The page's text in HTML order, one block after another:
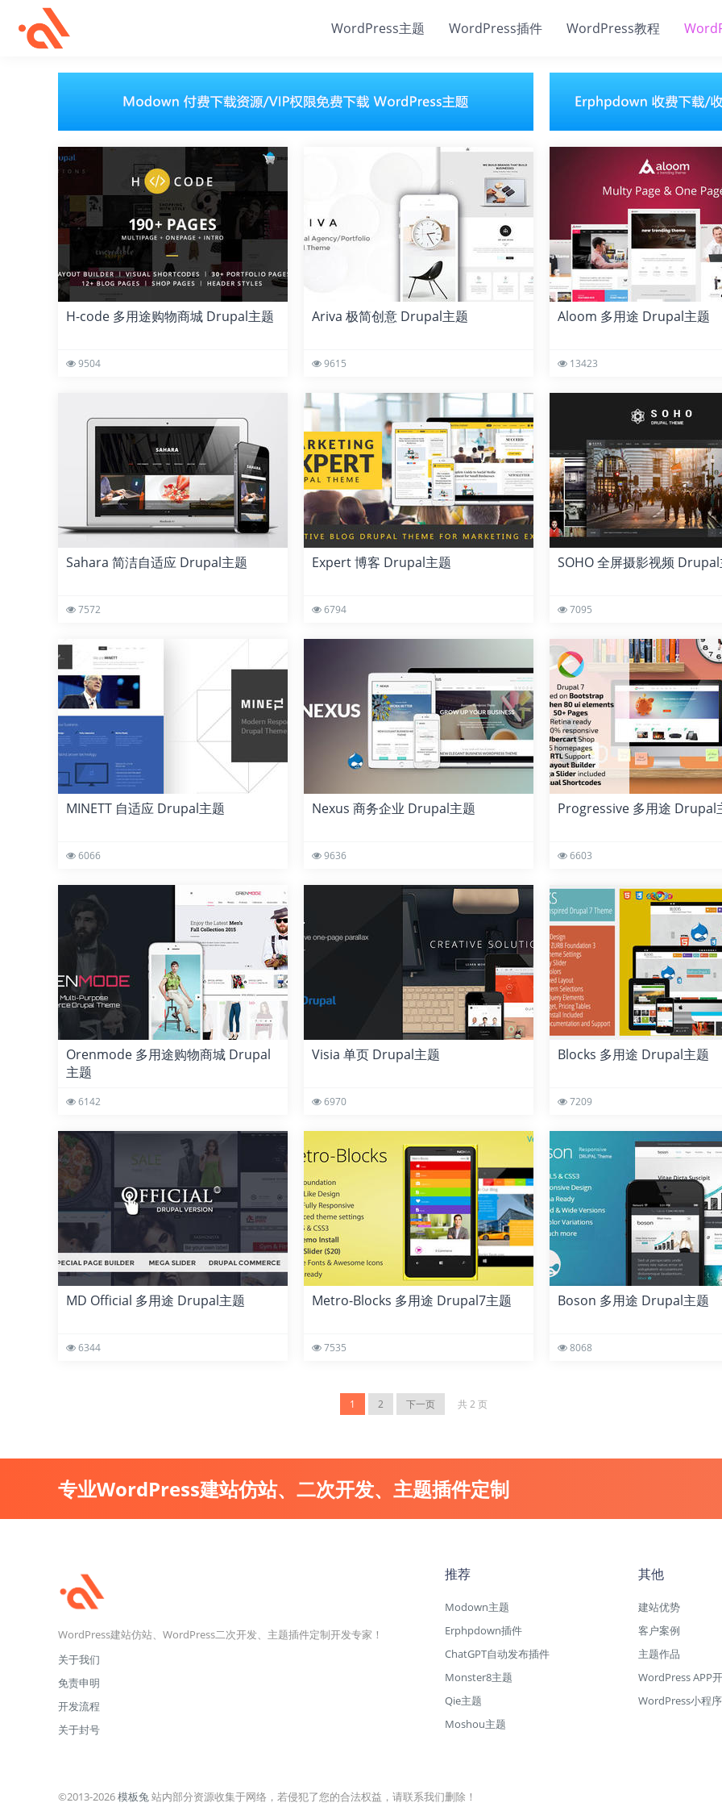
WordPress主题 WordPress插件 WordPress教程
H-code 多用途购物商城 Drupal主题
9504
Ariva 极简创意 Drupal主题
9615
Aloom 多用途 Drupal主题
13423
Sahara 简洁自适应 Drupal主题
7572
Expert 博客 Drupal主题
6794
SOHO 全屏摄影视频
7095
MINETT 自适应 Drupal主题
6066
Nexus 商务企业 Drupal主题
9636
Progressive 多用途 Drupal
6603
Orenmode 多用途购物商城 Drupal
主题
6142
Visia 单页 Drupal主题
6970
Blocks 多用途 Drupal主题
7209
MD Official 多用途 Drupal主题
6344
Metro-Blocks 多用途 Drupal7主题
7535
Boson 多用途 Drupal主题
8068
1 2 下一页 共 2 页
专业WordPress建站仿站、二次开发、主题插件定制
WordPress建站仿站、WordPress二次开发、主题插件定制开发专家！
关于我们
免责申明
开发流程
关于封号
推荐
Modown主题
Erphpdown插件
ChatGPT自动发布插件
Monster8主题
Qie主题
Moshou主题
其他
建站优势
客户案例
主题作品
WordPress APP
WordPress小程序
©2013-2026模板兔站内部分资源收集于网络，若侵犯了您的合法权益，请联系我们删除！